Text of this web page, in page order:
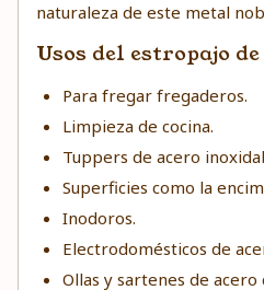
naturaleza de este metal
Usos del estropajo
Para fregar fregaderos.
Limpieza de cocina.
Tuppers de acero
Superficies como la
Inodoros.
Electrodomésticos de
Ollas y sartenes de